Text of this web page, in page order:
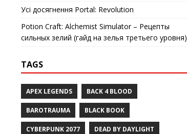
Усі досягнення Portal: Revolution
Potion Craft: Alchemist Simulator – Рецепты
сильных зелий (гайд на зелья третьего уровня)
TAGS
APEX LEGENDS BACK 4 BLOOD
BAROTRAUMA BLACK BOOK
CYBERPUNK 2077 DEAD BY DAYLIGHT